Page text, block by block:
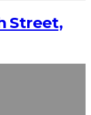
Street,